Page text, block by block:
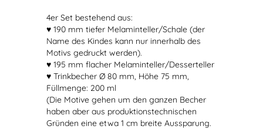
4er Set bestehend aus:
♥ 190 mm tiefer Melaminteller/Schale (der
Name des Kindes kann nur innerhalb des
Motivs gedruckt werden).
♥ 195 mm flacher Melaminteller/Desserteller
♥ Trinkbecher Ø 80 mm, Höhe 75 mm,
Füllmenge: 200 ml
(Die Motive gehen um den ganzen Becher
haben aber aus produktionstechnischen
Gründen eine etwa 1 cm breite Aussparung.